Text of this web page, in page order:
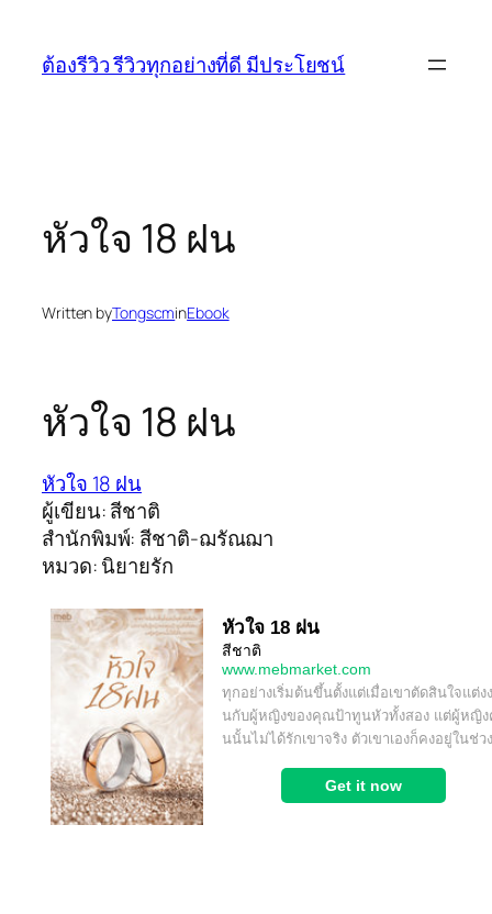
content
ต้องรีวิว รีวิวทุกอย่างที่ดี มีประโยชน์
หัวใจ 18 ฝน
Written byTongscminEbook
หัวใจ 18 ฝน
หัวใจ 18 ฝน
ผู้เขียน: สีชาติ
สำนักพิมพ์: สีชาติ-ฌรัณฌา
หมวด: นิยายรัก